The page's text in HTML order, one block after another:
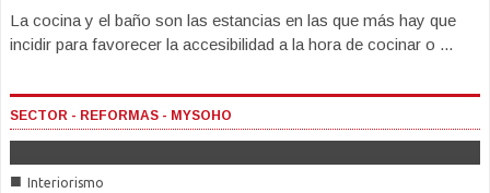
La cocina y el baño son las estancias en las que más hay que
incidir para favorecer la accesibilidad a la hora de cocinar o ...
SECTOR - REFORMAS - MYSOHO
■ Interiorismo